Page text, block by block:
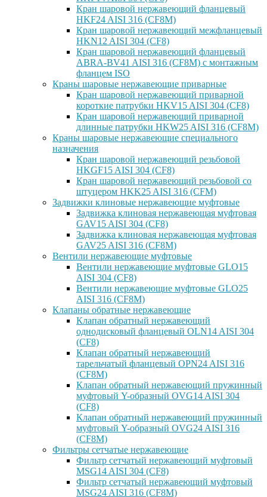
Кран шаровой нержавеющий фланцевый
HKF24 AISI 316 (CF8M)
Кран шаровой нержавеющий межфланцевый
HKN12 AISI 304 (CF8)
Кран шаровой нержавеющий фланцевый
ABRA-BV41 AISI 316 (CF8M) с монтажным
фланцем ISO
Краны шаровые нержавеющие приварные
Кран шаровой нержавеющий приварной
короткие патрубки HKV15 AISI 304 (CF8)
Кран шаровой нержавеющий приварной
длинные патрубки HKW25 AISI 316 (CF8M)
Краны шаровые нержавеющие специального
назначения
Кран шаровой нержавеющий резьбовой
HKGF15 AISI 304 (CF8)
Кран шаровой нержавеющий резьбовой со
штуцером HKK25 AISI 316 (CFM)
Задвижки клиновые нержавеющие муфтовые
Задвижка клиновая нержавеющая муфтовая
GAV15 AISI 304 (CF8)
Задвижка клиновая нержавеющая муфтовая
GAV25 AISI 316 (CF8M)
Вентили нержавеющие муфтовые
Вентили нержавеющие муфтовые GLO15
AISI 304 (CF8)
Вентили нержавеющие муфтовые GLO25
AISI 316 (CF8M)
Клапаны обратные нержавеющие
Клапан обратный нержавеющий
однодисковый фланцевый OLN14 AISI 304
(CF8)
Клапан обратный нержавеющий
тарельчатый фланцевый OPN24 AISI 316
(CF8M)
Клапан обратный нержавеющий пружинный
муфтовый Y-образный OVG14 AISI 304
(CF8)
Клапан обратный нержавеющий пружинный
муфтовый Y-образный OVG24 AISI 316
(CF8М)
Фильтры сетчатые нержавеющие
Фильтр сетчатый нержавеющий муфтовый
MSG14 AISI 304 (CF8)
Фильтр сетчатый нержавеющий муфтовый
MSG24 AISI 316 (CF8M)